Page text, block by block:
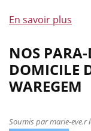
En savoir plus
de
Des
à
NOS PARA-
DOMICILE
WAREGEM
Soumis parmarie-eve.r